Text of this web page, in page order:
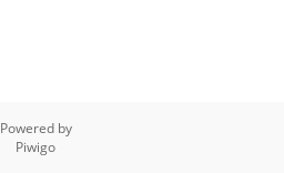
Powered by
Piwigo